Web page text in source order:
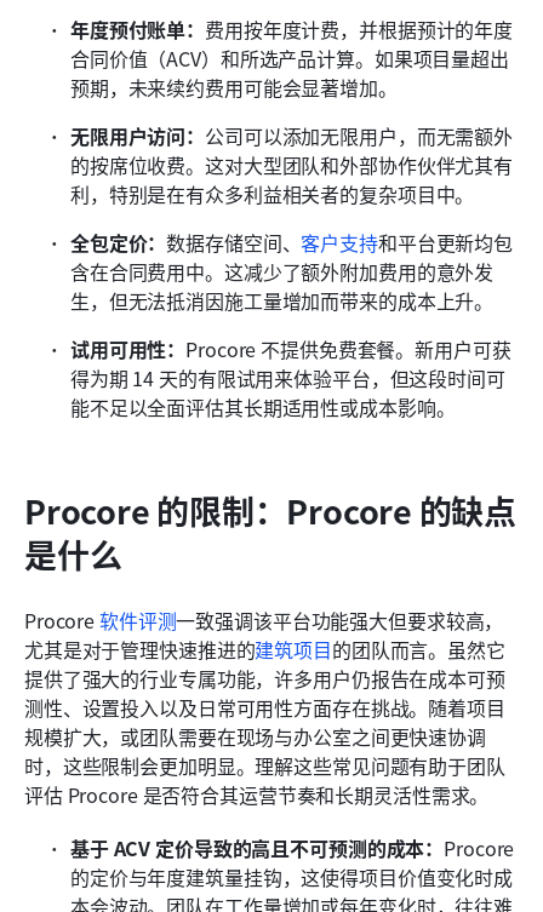
年度预付账单： 费用按年度计费，并根据预计的年度
合同价值（ACV）和所选产品计算。如果项目量超出
预期，未来续约费用可能会显著增加。
无限用户访问： 公司可以添加无限用户，而无需额外
的按席位收费。这对大型团队和外部协作伙伴尤其有
利，特别是在有众多利益相关者的复杂项目中。
全包定价：数据存储空间、客户支持和平台更新均包
含在合同费用中。这减少了额外附加费用的意外发
生，但无法抵消因施工量增加而带来的成本上升。
试用可用性： Procore 不提供免费套餐。新用户可获
得为期 14 天的有限试用来体验平台，但这段时间可
能不足以全面评估其长期适用性或成本影响。
Procore 的限制：Procore 的缺点
是什么
Procore 软件评测一致强调该平台功能强大但要求较高，
尤其是对于管理快速推进的建筑项目的团队而言。虽然它
提供了强大的行业专属功能，许多用户仍报告在成本可预
测性、设置投入以及日常可用性方面存在挑战。随着项目
规模扩大，或团队需要在现场与办公室之间更快速协调
时，这些限制会更加明显。理解这些常见问题有助于团队
评估 Procore 是否符合其运营节奏和长期灵活性需求。
基于 ACV 定价导致的高且不可预测的成本： Procore
的定价与年度建筑量挂钩，这使得项目价值变化时成
本会波动。团队在工作量增加或每年变化时，往往难